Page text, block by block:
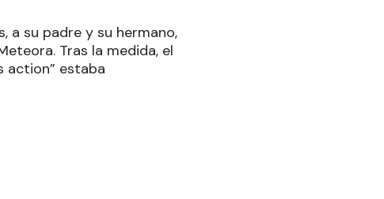
a su padre y su hermano,
Tras la medida, el
action” estaba